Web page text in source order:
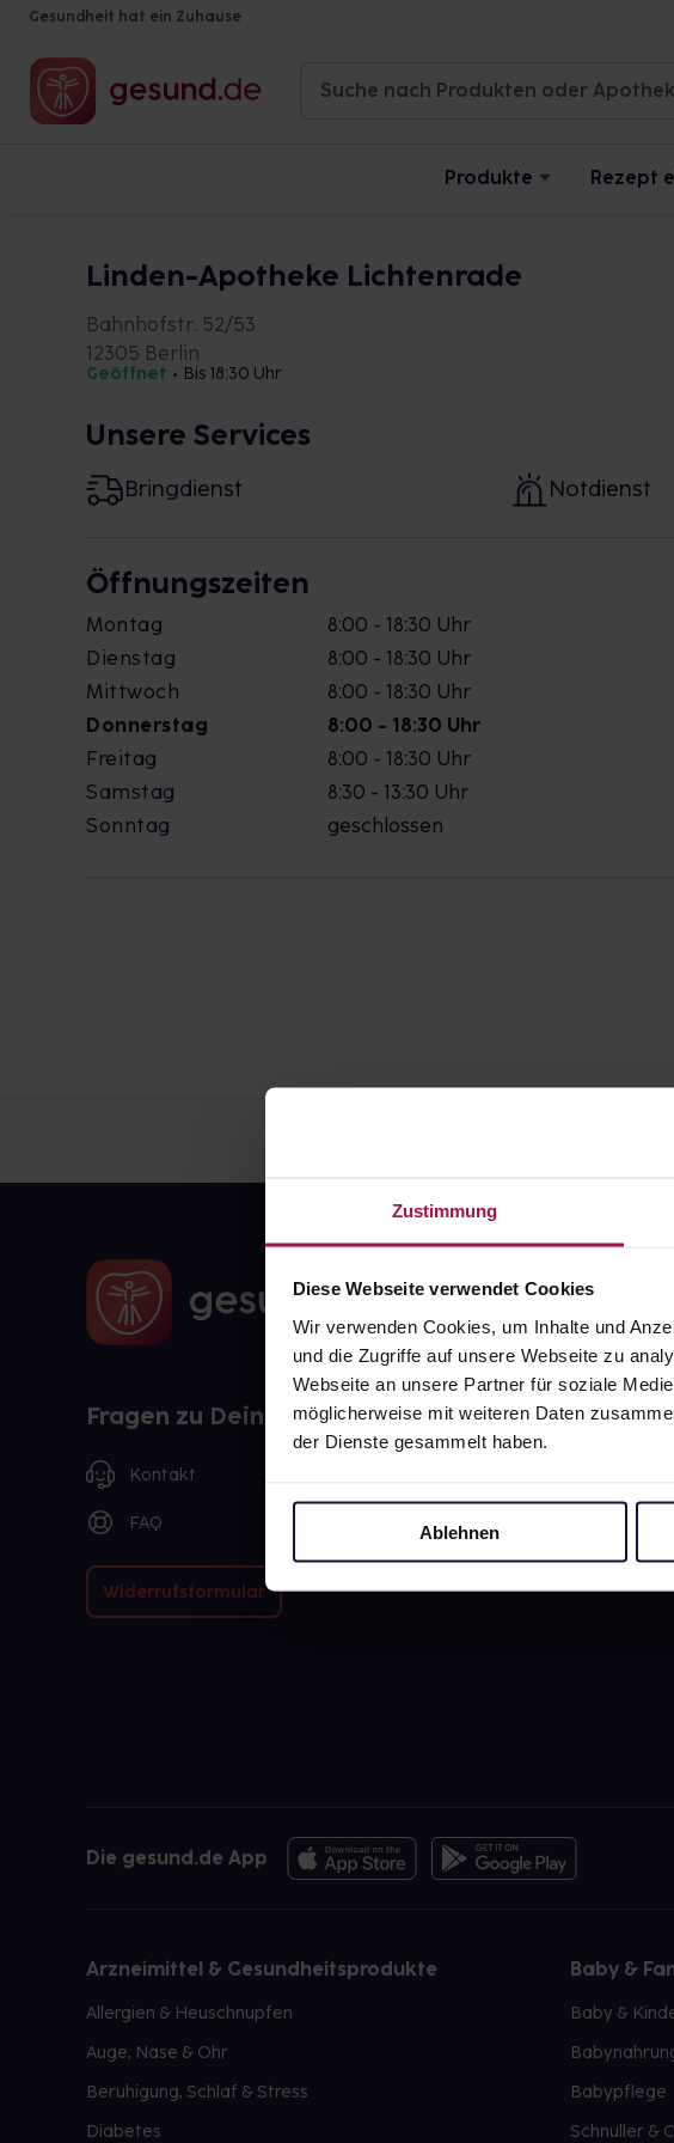
Zustimmung
Diese Webseite verwendet Cookies
Wir verwenden Cookies, um Inhalte und
und die Zugriffe auf unsere Webseite zu
Webseite an unsere Partner für soziale
möglicherweise mit weiteren Daten
der Dienste gesammelt haben.
Ablehnen
Gesundheit hat ein Zuhause
Produkte Rezept
Linden-Apotheke Lichtenrade
Bahnhofstr. 52/53
12305 Berlin
Geöffnet • Bis 18:30 Uhr
Unsere Services
Bringdienst Notdienst
Öffnungszeiten
Montag
8:00 - 18:30 Uhr
Dienstag
8:00 - 18:30 Uhr
Mittwoch
8:00 - 18:30 Uhr
Donnerstag
8:00 - 18:30 Uhr
Freitag
8:00 - 18:30 Uhr
Samstag
8:30 - 13:30 Uhr
Sonntag
geschlossen
Fragen zu Deiner Bestellung?
Kontakt
FAQ
Widerrufsformular
Die gesund.de App
Arzneimittel & Gesundheitsprodukte
Allergien & Heuschnupfen
Auge, Nase & Ohr
Beruhigung, Schlaf & Stress
Diabetes
Baby &
Baby &
Babypflege
Schnuller &